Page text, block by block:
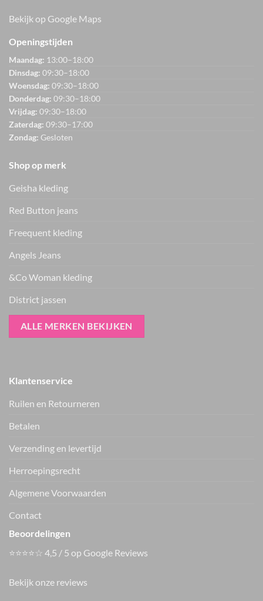
Bekijk op Google Maps
Openingstijden
Maandag: 13:00–18:00
Dinsdag: 09:30–18:00
Woensdag: 09:30–18:00
Donderdag: 09:30–18:00
Vrijdag: 09:30–18:00
Zaterdag: 09:30–17:00
Zondag: Gesloten
Shop op merk
Geisha kleding
Red Button jeans
Freequent kleding
Angels Jeans
&Co Woman kleding
District jassen
ALLE MERKEN BEKIJKEN
Klantenservice
Ruilen en Retourneren
Betalen
Verzending en levertijd
Herroepingsrecht
Algemene Voorwaarden
Contact
Beoordelingen
⭐⭐⭐⭐☆ 4,5 / 5 op Google Reviews
Bekijk onze reviews